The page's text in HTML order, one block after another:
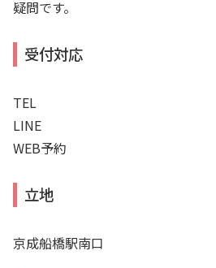
疑問です。
受付対応
TEL
LINE
WEB予約
立地
京成船橋駅南口